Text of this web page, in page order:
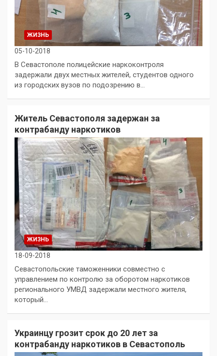
ЖИЗНЬ
05-10-2018
В Севастополе полицейские наркоконтроля
задержали двух местных жителей, студентов одного
из городских вузов по подозрению в…
Житель Севастополя задержан за
контрабанду наркотиков
ЖИЗНЬ
18-09-2018
Севастопольские таможенники совместно с
управлением по контролю за оборотом наркотиков
регионального УМВД задержали местного жителя,
который…
Украинцу грозит срок до 20 лет за
контрабанду наркотиков в Севастополь